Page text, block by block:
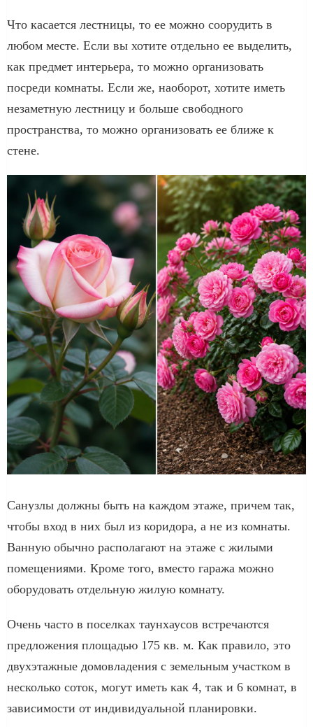
Что касается лестницы, то ее можно соорудить в
любом месте. Если вы хотите отдельно ее выделить,
как предмет интерьера, то можно организовать
посреди комнаты. Если же, наоборот, хотите иметь
незаметную лестницу и больше свободного
пространства, то можно организовать ее ближе к
стене.
Санузлы должны быть на каждом этаже, причем так,
чтобы вход в них был из коридора, а не из комнаты.
Ванную обычно располагают на этаже с жилыми
помещениями. Кроме того, вместо гаража можно
оборудовать отдельную жилую комнату.
Очень часто в поселках таунхаусов встречаются
предложения площадью 175 кв. м. Как правило, это
двухэтажные домовладения с земельным участком в
несколько соток, могут иметь как 4, так и 6 комнат, в
зависимости от индивидуальной планировки.